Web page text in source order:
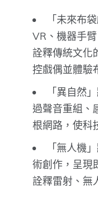
「未來布
VR、機器手
詮釋傳統文化
控戲偶並體驗
「異自然
過聲音重組、
根網路，使科
「無人機
術創作，呈現
詮釋雷射、無